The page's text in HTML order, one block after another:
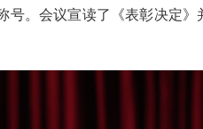
。会议宣读了《表彰决定